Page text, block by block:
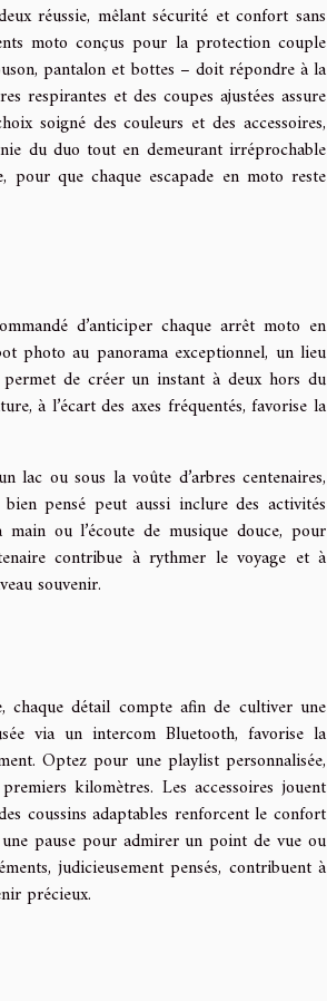
réussie, mêlant sécurité et confort sans
moto conçus pour la protection couple
pantalon et bottes – doit répondre à la
respirantes et des coupes ajustées assure
soigné des couleurs et des accessoires,
du duo tout en demeurant irréprochable
que chaque escapade en moto reste
d’anticiper chaque arrêt moto en
photo au panorama exceptionnel, un lieu
de créer un instant à deux hors du
à l’écart des axes fréquentés, favorise la
lac ou sous la voûte d’arbres centenaires,
pensé peut aussi inclure des activités
ou l’écoute de musique douce, pour
contribue à rythmer le voyage et à
souvenir.
chaque détail compte afin de cultiver une
via un intercom Bluetooth, favorise la
Optez pour une playlist personnalisée,
kilomètres. Les accessoires jouent
coussins adaptables renforcent le confort
pause pour admirer un point de vue ou
judicieusement pensés, contribuent à
précieux.